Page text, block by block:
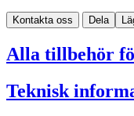
Kontakta oss Dela
Alla tillbehör
Teknisk